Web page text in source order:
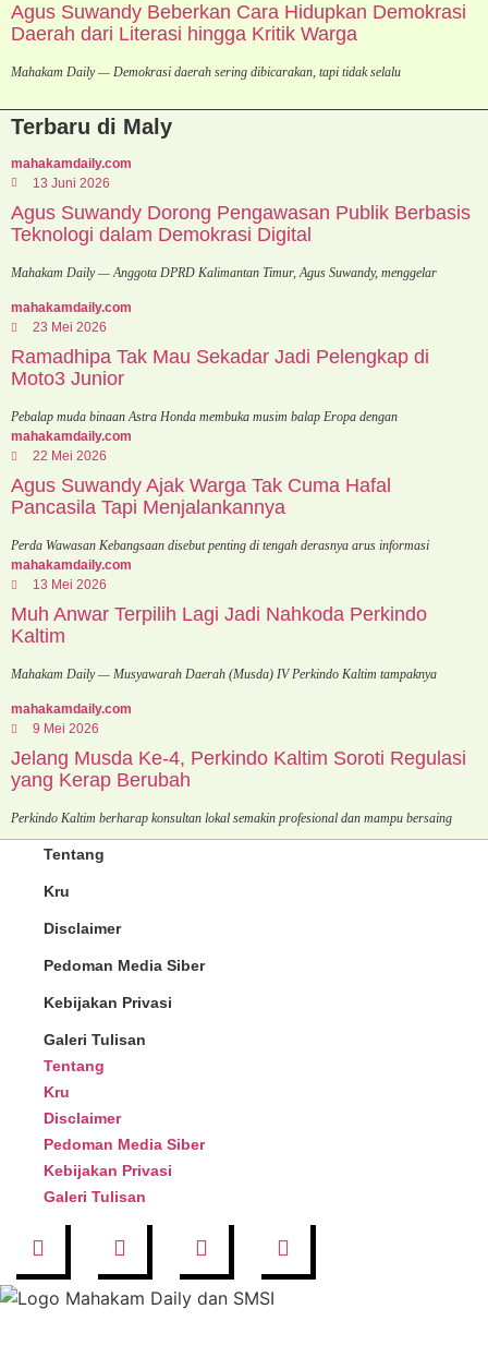
Agus Suwandy Beberkan Cara Hidupkan Demokrasi
Daerah dari Literasi hingga Kritik Warga
Mahakam Daily — Demokrasi daerah sering dibicarakan, tapi tidak selalu
Terbaru di Maly
mahakamdaily.com
13 Juni 2026
Agus Suwandy Dorong Pengawasan Publik Berbasis
Teknologi dalam Demokrasi Digital
Mahakam Daily — Anggota DPRD Kalimantan Timur, Agus Suwandy, menggelar
mahakamdaily.com
23 Mei 2026
Ramadhipa Tak Mau Sekadar Jadi Pelengkap di
Moto3 Junior
Pebalap muda binaan Astra Honda membuka musim balap Eropa dengan
mahakamdaily.com
22 Mei 2026
Agus Suwandy Ajak Warga Tak Cuma Hafal
Pancasila Tapi Menjalankannya
Perda Wawasan Kebangsaan disebut penting di tengah derasnya arus informasi
mahakamdaily.com
13 Mei 2026
Muh Anwar Terpilih Lagi Jadi Nahkoda Perkindo
Kaltim
Mahakam Daily — Musyawarah Daerah (Musda) IV Perkindo Kaltim tampaknya
mahakamdaily.com
9 Mei 2026
Jelang Musda Ke-4, Perkindo Kaltim Soroti Regulasi
yang Kerap Berubah
Perkindo Kaltim berharap konsultan lokal semakin profesional dan mampu bersaing
Tentang
Kru
Disclaimer
Pedoman Media Siber
Kebijakan Privasi
Galeri Tulisan
Tentang
Kru
Disclaimer
Pedoman Media Siber
Kebijakan Privasi
Galeri Tulisan